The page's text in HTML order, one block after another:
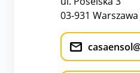
03-931